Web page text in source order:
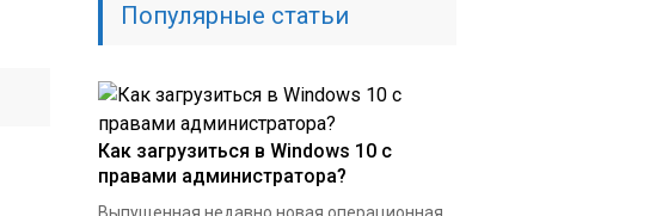
Популярные статьи
Как загрузиться в Windows 10 с
правами администратора?